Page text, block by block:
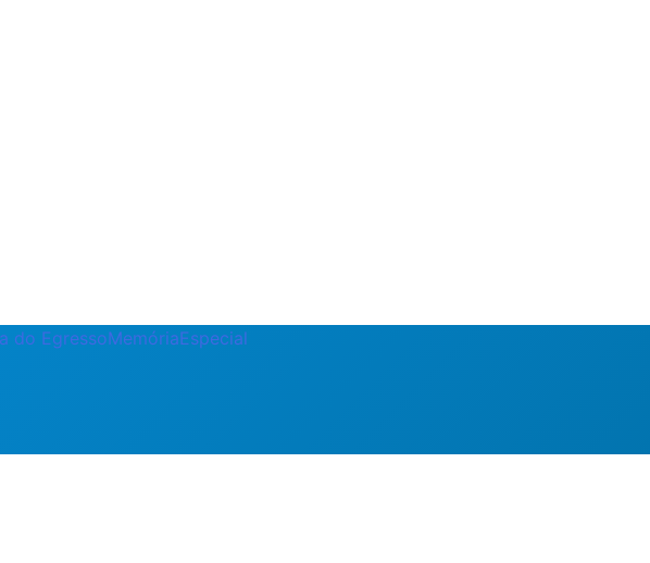
do EgressoMemóriaEspecial